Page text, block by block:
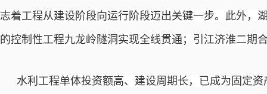
志着工程从建设阶段向运行阶段迈出关键一步。此外
的控制性工程九龙岭隧洞实现全线贯通；引江济淮二
水利工程单体投资额高、建设周期长，已成为固定